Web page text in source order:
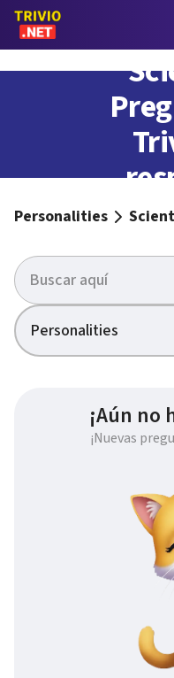
Personalities
Personalities
¡Aún no
¡Nuevas